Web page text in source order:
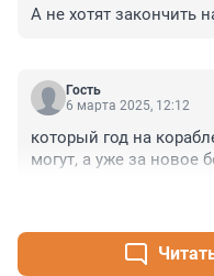
А не хотят закончить
Гость
6 марта 2025, 12:12
который год на
могут, а уже за новое